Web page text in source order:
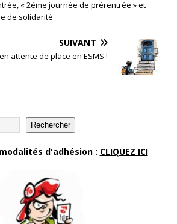
« 2ème journée de prérentrée » et
de solidarité
SUIVANT
attente de place en ESMS !
Rechercher
d'adhésion : CLIQUEZ ICI